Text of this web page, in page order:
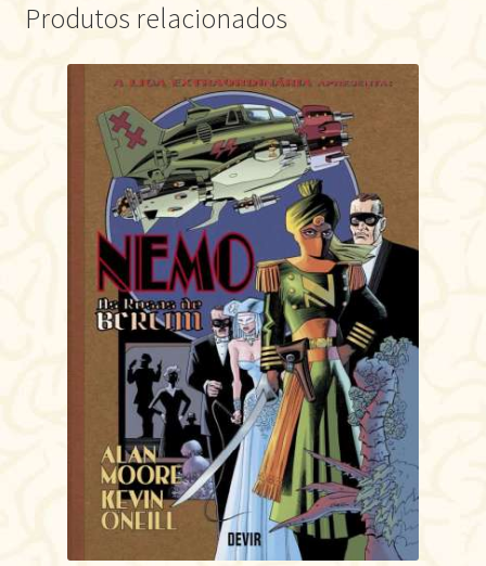
Produtos relacionados